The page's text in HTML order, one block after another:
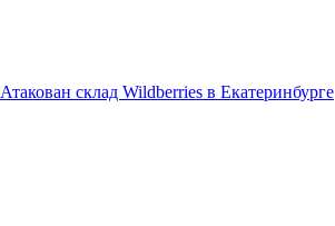
Атакован склад Wildberries в Екатеринбурге